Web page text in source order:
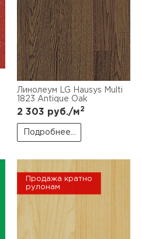
Линолеум LG Hausys Multi
1823 Antique Oak
2 303 руб./м2
Подробнее...
Продажа кратно
рулонам